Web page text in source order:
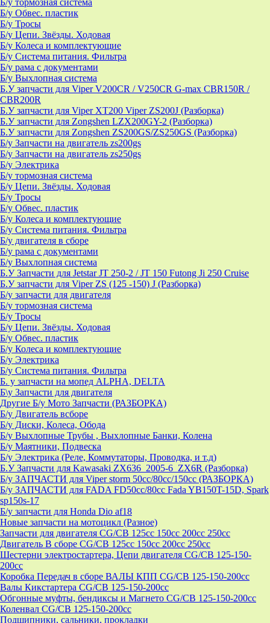
Б/у тормозная система
Б/у Обвес. пластик
Б/у Тросы
Б/у Цепи. Звёзды. Ходовая
Б/у Колеса и комплектующие
Б/у Система питания. Фильтра
Б/у рама с документами
Б/у Выхлопная система
Б.У запчасти для Viper V200CR / V250CR G-max CBR150R /
CBR200R
Б.У запчасти для Viper XT200 Viper ZS200J (Разборка)
Б.У запчасти для Zongshen LZX200GY-2 (Разборка)
Б.У запчасти для Zongshen ZS200GS/ZS250GS (Разборка)
Б/у Запчасти на двигатель zs200gs
Б/у Запчасти на двигатель zs250gs
Б/у Электрика
Б/у тормозная система
Б/у Цепи. Звёзды. Ходовая
Б/у Тросы
Б/у Обвес. пластик
Б/у Колеса и комплектующие
Б/у Система питания. Фильтра
Б/у двигателя в сборе
Б/у рама с документами
Б/у Выхлопная система
Б.У Запчасти для Jetstar JT 250-2 / JT 150 Futong Ji 250 Cruise
Б.У запчасти для Viper ZS (125 -150) J (Разборка)
Б/у запчасти для двигателя
Б/у тормозная система
Б/у Тросы
Б/у Цепи. Звёзды. Ходовая
Б/у Обвес. пластик
Б/у Колеса и комплектующие
Б/у Электрика
Б/у Система питания. Фильтра
Б. у запчасти на мопед ALPHA, DELTA
Б\у Запчасти для двигателя
Другие Б/у Мото Запчасти (РАЗБОРКА)
Б/у Двигатель всборе
Б/у Диски, Колеса, Обода
Б/у Выхлопные Трубы , Выхлопные Банки, Колена
Б/у Маятники, Подвеска
Б/у Электрика (Реле, Коммутаторы, Проводка, и т.д)
Б.У Запчасти для Kawasaki ZX636_2005-6_ZX6R (Разборка)
Б/у ЗАПЧАСТИ для Viper storm 50cc/80cc/150cc (РАЗБОРКА)
Б/у ЗАПЧАСТИ для FADA FD50cc/80cc Fada YB150T-15D, Spark
sp150s-17
Б/у запчасти для Honda Dio af18
Новые запчасти на мотоцикл (Разное)
Запчасти для двигателя CG/CB 125cc 150cc 200cc 250cc
Двигатель В сборе CG/CB 125cc 150cc 200cc 250cc
Шестерни электростартера, Цепи двигателя CG/CB 125-150-
200cc
Коробка Передач в сборе ВАЛЫ КПП CG/CB 125-150-200cc
Валы Кикстартера CG/CB 125-150-200cc
Обгонные муфты, бендиксы и Магнето CG/CB 125-150-200cc
Коленвал CG/CB 125-150-200cc
Подшипники, сальники, прокладки